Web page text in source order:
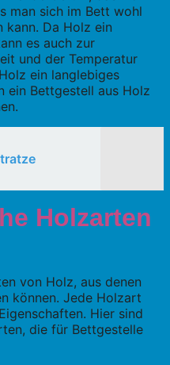
man sich im Bett wohl
kann. Da Holz ein
es auch zur
und der Temperatur
ein langlebiges
ein Bettgestell aus Holz
Holzarten
von Holz, aus denen
können. Jede Holzart
Hier sind
die für Bettgestelle